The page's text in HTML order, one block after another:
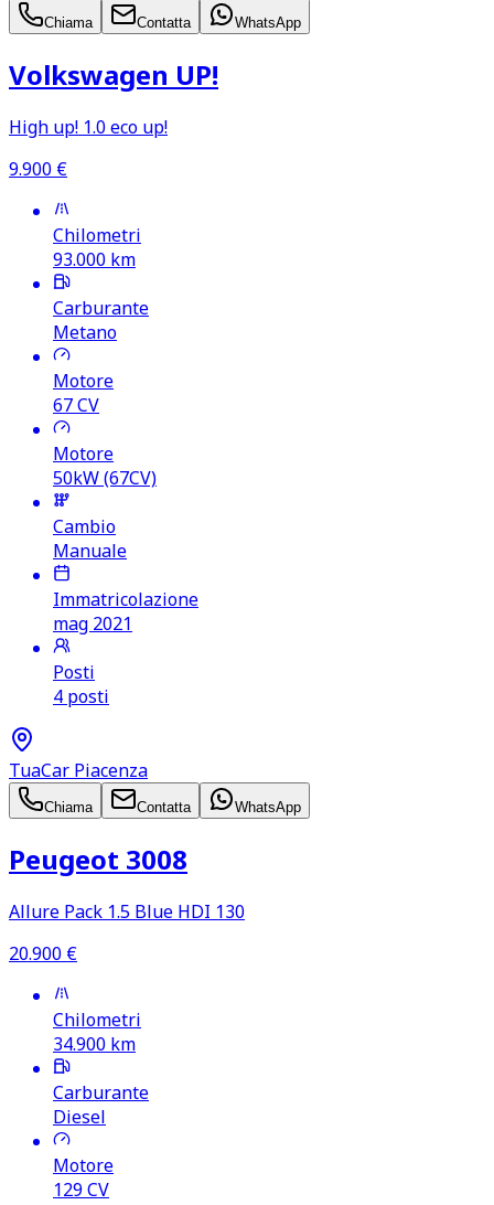
Chiama Contatta WhatsApp
Volkswagen UP!
High up! 1.0 eco up!
9.900 €
Chilometri
93.000 km
Carburante
Metano
Motore
67CV
Motore
50kW (67CV)
Cambio
Manuale
Immatricolazione
mag 2021
Posti
4 posti
TuaCar Piacenza
Chiama Contatta WhatsApp
Peugeot 3008
Allure Pack 1.5 Blue HDI 130
20.900 €
Chilometri
34.900 km
Carburante
Diesel
Motore
129CV